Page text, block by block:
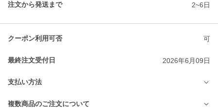
注文から発送まで 2~6日
クーポン利用可否 可
最終注文受付日 2026年6月09日
支払い方法
複数商品のご注文について